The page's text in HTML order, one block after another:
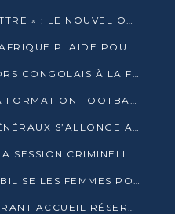
« BÂTIR, SERVIR, TRANSMETTRE » : LE NOUVEL OUVRAGE QUI INTERPELLE LES COLLECTIVITÉS
SYMPOSIUM DE L’ABCA : L’AFRIQUE PLAIDE POUR UN FINANCEMENT CLIMATIQUE ÉQUITABLE
TAEKWONDO : DEUX JUNIORS CONGOLAIS À LA FINALE D’OPEN SYRIES 2025 À ABIDJAN
KINTELÉ, FUTUR HUB DE LA FORMATION FOOTBALLISTIQUE AFRICAINE ?
LA LISTE DES HÔPITAUX GÉNÉRAUX S’ALLONGE AU CONGO
JUSTICE : OUVERTURE DE LA SESSION CRIMINELLE À BRAZZAVILLE AVEC 52 DOSSIERS AU RÔLE
L’OFC CUVETTE-OUEST MOBILISE LES FEMMES POUR ACCUEILLIR LE PRÉSIDENT DE LA RÉPUBLIQUE
VISITE DE TRAVAIL : UN VIBRANT ACCUEIL RÉSERVÉ À DENIS SASSOU-N’GUESSO PAR L’ASSOCIATION « LES AMIS DE WOMO »